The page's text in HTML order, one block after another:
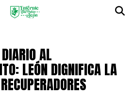
AL
LEÓN DIGNIFICA LA